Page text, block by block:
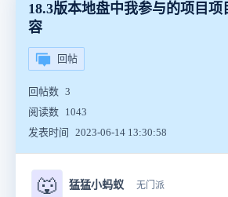
18.3版本地盘中我参与的项目项
容
回帖
回帖数 3
阅读数 1043
发表时间
2023-06-14 13:30:58
🐺 猛猛小蚂蚁 无门派